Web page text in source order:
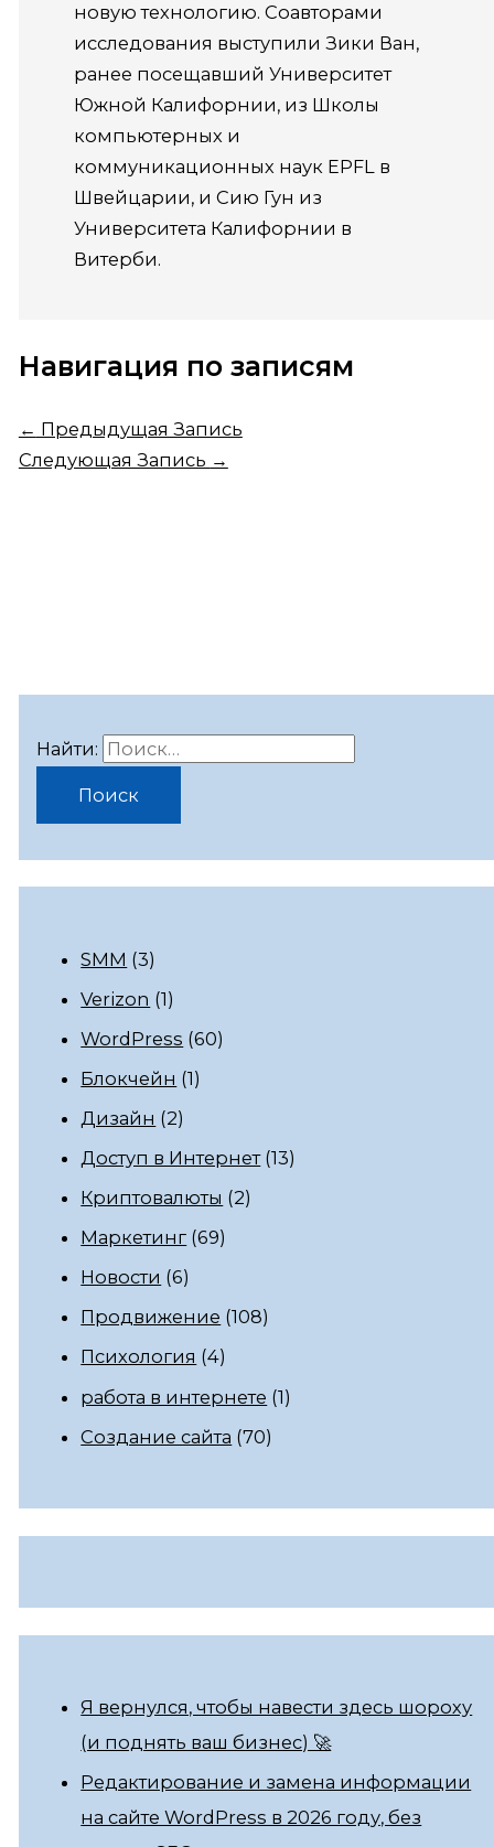
Найти:
SMM (3)
Verizon (1)
WordPress (60)
Блокчейн (1)
Дизайн (2)
Доступ в Интернет(13)
Криптовалюты (2)
Маркетинг (69)
Новости (6)
Продвижение (108)
Психология (4)
работа в интернете (1)
Создание сайта (70)
Я вернулся, чтобы навести здесь шороху
(и поднять ваш бизнес) 🚀
Редактирование и замена информации
на сайте WordPress в 2026 году, без
новую технологию. Соавторами
исследования выступили Зики Ван,
ранее посещавший Университет
Южной Калифорнии, из Школы
компьютерных и
коммуникационных наук EPFL в
Швейцарии, и Сию Гун из
Университета Калифорнии в
Витерби.
Навигация по записям
← Предыдущая Запись
Следующая Запись →